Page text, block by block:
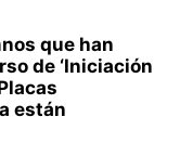
que han
de ‘Iniciación
están